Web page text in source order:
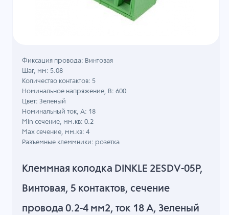
Клеммная колодка DINKLE 2ESDV-05P,
Винтовая, 5 контактов, сечение
провода 0.2-4 мм2, ток 18 A, Зеленый
Фиксация провода: Винтовая
Шаг, мм: 5.08
Количество контактов: 5
Номинальное напряжение, B: 600
Цвет: Зеленый
Номинальный ток, А: 18
Min сечение, мм.кв: 0.2
Max сечение, мм.кв: 4
Разъемные клеммники: розетка